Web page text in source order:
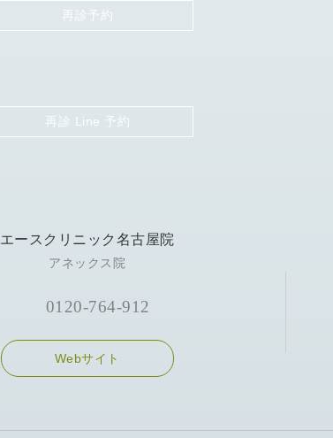
再診予約
再診 Line 予約
エースクリニック名古屋院
アネックス院
0120-764-912
Webサイト